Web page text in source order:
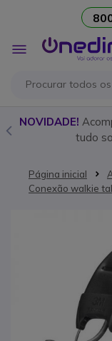
Alternar
Nav
e domine
Página inicial
Conexão walkie